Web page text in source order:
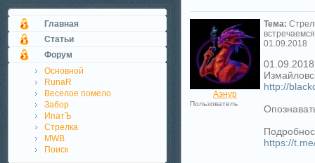
Главная
Статьи
Форум
Основной
RunaR
Веселое помело
Забор
ИпатЪ
Стрелка
MWB
Поиск
Аэнур
Пользователь
Тема:
встречаемся
01.09.2018
01.09.2018
http://
https://